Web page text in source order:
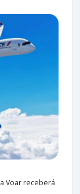
Voar receberá